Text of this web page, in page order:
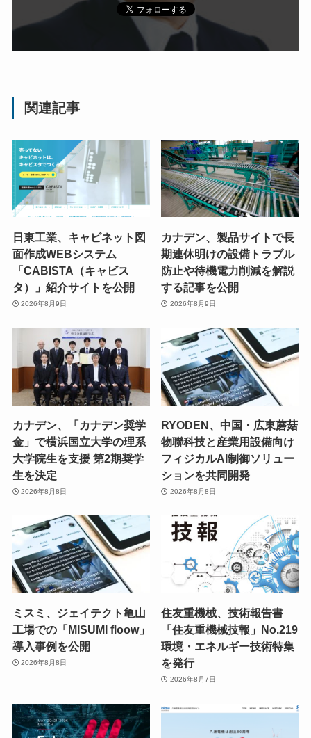
関連記事
日東工業、キャビネット図
面作成WEBシステム
「CABISTA（キャビス
タ）」紹介サイトを公開
2026年8月9日
カナデン、製品サイトで長
期連休明けの設備トラブル
防止や待機電力削減を解説
する記事を公開
2026年8月9日
カナデン、「カナデン奨学
金」で横浜国立大学の理系
大学院生を支援 第2期奨学
生を決定
2026年8月8日
RYODEN、中国・広東蘑菇
物聯科技と産業用設備向け
フィジカルAI制御ソリュー
ションを共同開発
2026年8月8日
ミスミ、ジェイテクト亀山
工場での「MISUMI floow」
導入事例を公開
2026年8月8日
住友重機械、技術報告書
「住友重機械技報」No.219
環境・エネルギー技術特集
を発行
2026年8月7日